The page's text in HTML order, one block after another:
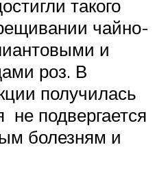
такого
чайно-
и
роз. В
получилась
не подвергается
болезням и